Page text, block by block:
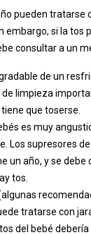
pueden tratarse
embargo, si la tos
consultar a un
de un
limpieza
que toserse.
es muy
Los supresores
un año, y se debe
tos.
tratarse con
del bebé